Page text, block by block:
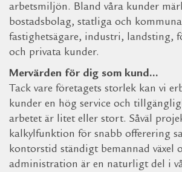
arbetsmiljön. Bland våra kunder
bostadsbolag, statliga och
fastighetsägare, industri, landsting,
och privata kunder.
Mervärden för dig som kund…
Tack vare företagets storlek kan vi
kunder en hög service och
arbetet är litet eller stort. Såväl
kalkylfunktion för snabb offerering
kontorstid ständigt bemannad växel
administration är en naturligt del i